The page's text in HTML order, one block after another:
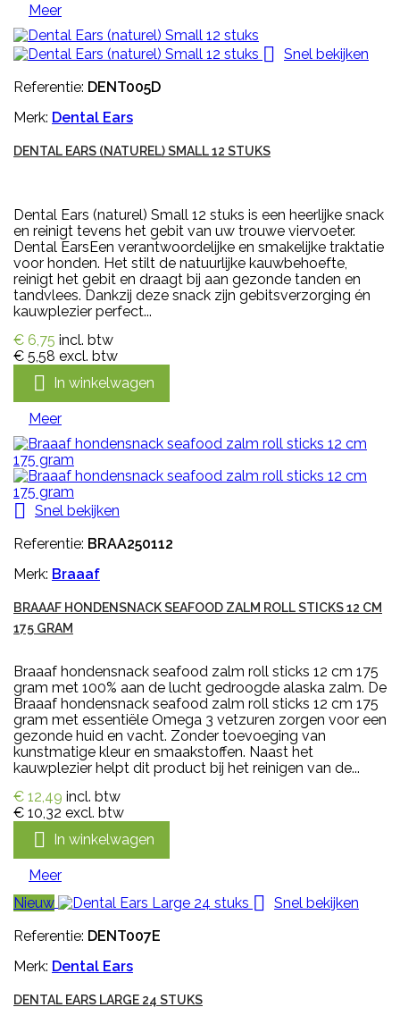
Meer

Snel bekijken
Referentie: DENT005D
Merk: Dental Ears
DENTAL EARS (NATUREL) SMALL 12 STUKS
Dental Ears (naturel) Small 12 stuks is een heerlijke snack
en reinigt tevens het gebit van uw trouwe viervoeter.
Dental EarsEen verantwoordelijke en smakelijke traktatie
voor honden. Het stilt de natuurlijke kauwbehoefte,
reinigt het gebit en draagt bij aan gezonde tanden en
tandvlees. Dankzij deze snack zijn gebitsverzorging én
kauwplezier perfect...
€ 6,75 incl. btw
€ 5,58 excl. btw
 In winkelwagen
Meer

Snel bekijken
Referentie: BRAA250112
Merk: Braaaf
BRAAAF HONDENSNACK SEAFOOD ZALM ROLL STICKS 12 CM
175 GRAM
Braaaf hondensnack seafood zalm roll sticks 12 cm 175
gram met 100% aan de lucht gedroogde alaska zalm. De
Braaaf hondensnack seafood zalm roll sticks 12 cm 175
gram met essentiële Omega 3 vetzuren zorgen voor een
gezonde huid en vacht. Zonder toevoeging van
kunstmatige kleur en smaakstoffen. Naast het
kauwplezier helpt dit product bij het reinigen van de...
€ 12,49 incl. btw
€ 10,32 excl. btw
 In winkelwagen
Meer
Nieuw

Snel bekijken
Referentie: DENT007E
Merk: Dental Ears
DENTAL EARS LARGE 24 STUKS